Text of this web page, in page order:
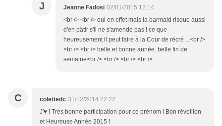
J Jeanne Fadosi 02/01/2015 12:14
<br /> <br /> oui en effet mais la barmaid risque aussi
d'en pâtir s'il ne s'amende pas ! ce que
heureusement il peut faire à la Cour de récré ...<br />
<br /> <br /> belle et bonne année. belle fin de
semaine<br /> <br /> <br /> <br />
C colettedc 31/12/2014 22:22
J'♥ ! Très bonne participation pour ce prénom ! Bon réveillon
et Heureuse Année 2015 !